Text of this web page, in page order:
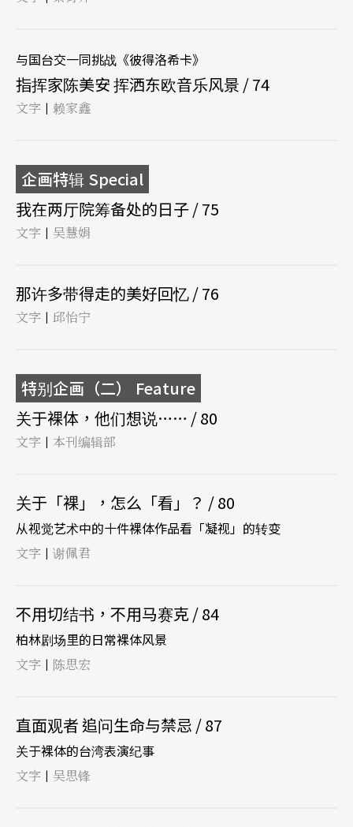
与国台交一同挑战《彼得洛希卡》
指挥家陈美安 挥洒东欧音乐风景 / 74
文字 | 赖家鑫
企画特辑 Special
我在两厅院筹备处的日子 / 75
文字 | 吴慧娟
那许多带得走的美好回忆 / 76
文字 | 邱怡宁
特别企画（二） Feature
关于裸体，他们想说…… / 80
文字 | 本刊编辑部
关于「裸」，怎么「看」？ / 80
从视觉艺术中的十件裸体作品看「凝视」的转变
文字 | 谢佩君
不用切结书，不用马赛克 / 84
柏林剧场里的日常裸体风景
文字 | 陈思宏
直面观者 追问生命与禁忌 / 87
关于裸体的台湾表演纪事
文字 | 吴思锋